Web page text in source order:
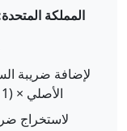
المملكة
لإضافة ضريبة
الأصلي × (1 + نسبة ضريبة السلع والخدمات/100)
لاستخراج